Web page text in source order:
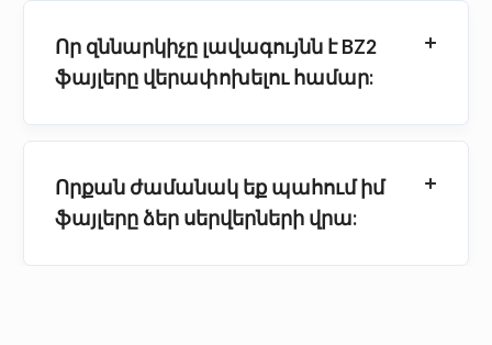
Որ զննարկիչը լավագույնն է BZ2
ֆայլերը վերափոխելու համար:
Որքան ժամանակ եք պահում իմ
ֆայլերը ձեր սերվերների վրա: